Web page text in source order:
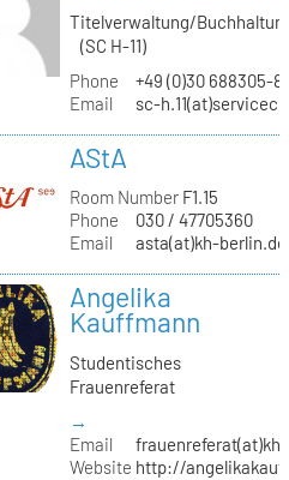
Titelverwaltung/
(SC H-11)
Phone
+49 (0)30 688305-
Email
sc-
AStA
Room NumberF1.15
Phone
030 / 47705360
Email
asta(at)kh-berlin.de
Angelika
Kauffmann
Studentisches
Frauenreferat
→
Email
Website http://